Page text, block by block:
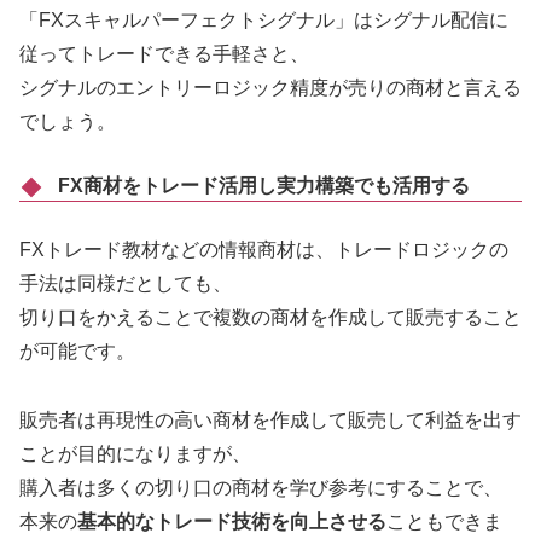
「FXスキャルパーフェクトシグナル」はシグナル配信に
従ってトレードできる手軽さと、
シグナルのエントリーロジック精度が売りの商材と言える
でしょう。
FX商材をトレード活用し実力構築でも活用する
FXトレード教材などの情報商材は、トレードロジックの
手法は同様だとしても、
切り口をかえることで複数の商材を作成して販売すること
が可能です。
販売者は再現性の高い商材を作成して販売して利益を出す
ことが目的になりますが、
購入者は多くの切り口の商材を学び参考にすることで、
本来の基本的なトレード技術を向上させることもできま